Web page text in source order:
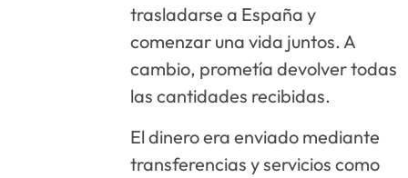
trasladarse a España y
comenzar una vida juntos. A
cambio, prometía devolver todas
las cantidades recibidas.
El dinero era enviado mediante
transferencias y servicios como